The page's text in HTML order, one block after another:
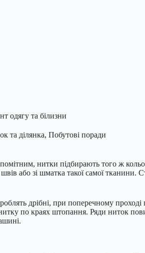
одягу та білизни
та ділянка, Побутові поради
нитки підбирають того ж
або зі шматка такої самої тканини.
дрібні, при поперечному проході
по краях штопання. Ряди ниток